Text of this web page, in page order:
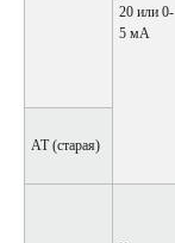
20 или 0-
5 мА
АТ (старая)